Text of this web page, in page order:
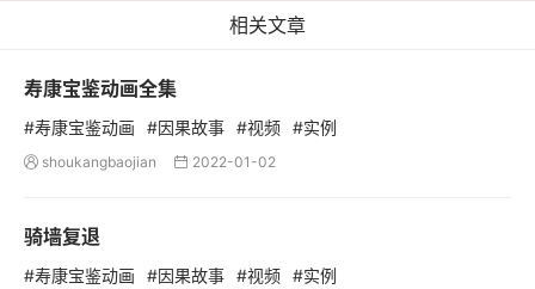
相关文章
寿康宝鉴动画全集
#寿康宝鉴动画 #因果故事 #视频 #实例
 shoukangbaojian  2022-01-02
骑墙复退
#寿康宝鉴动画 #因果故事 #视频 #实例